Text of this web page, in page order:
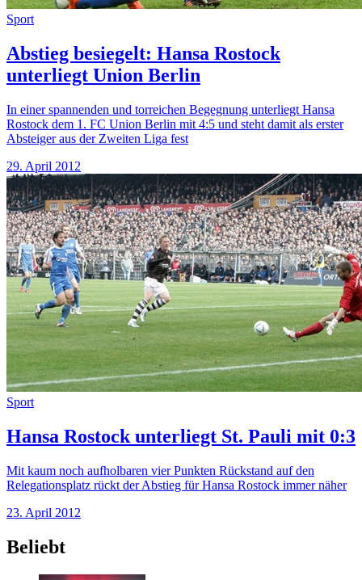
Sport
Abstieg besiegelt: Hansa Rostock
unterliegt Union Berlin
In einer spannenden und torreichen Begegnung unterliegt Hansa
Rostock dem 1. FC Union Berlin mit 4:5 und steht damit als erster
Absteiger aus der Zweiten Liga fest
29. April 2012
Sport
Hansa Rostock unterliegt St. Pauli mit 0:3
Mit kaum noch aufholbaren vier Punkten Rückstand auf den
Relegationsplatz rückt der Abstieg für Hansa Rostock immer näher
23. April 2012
Beliebt